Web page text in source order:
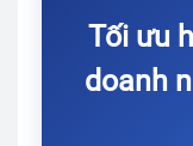
Tối ưu
doanh